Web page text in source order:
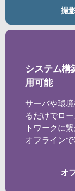
撮
システム構
用可能
サーバや環
るだけでロ
トワークに
オフラインで
オ